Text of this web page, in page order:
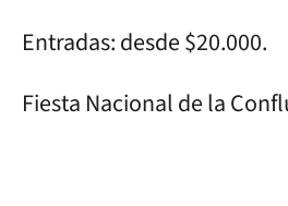
Entradas: desde $20.000.
Fiesta Nacional de la